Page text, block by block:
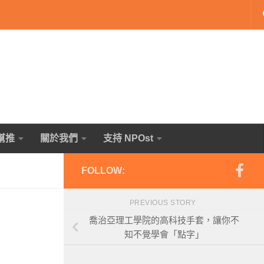
推 關於我們 支持 NPOst
FOLLOW:
PREVIOUS STORY
喬治亞理工學院的高科技手套，讓你不
知不覺學會「點字」